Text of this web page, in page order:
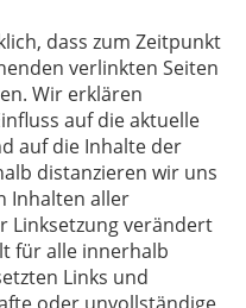
dass zum Zeitpunkt
verlinkten Seiten
Wir erklären
auf die aktuelle
auf die Inhalte der
distanzieren wir uns
Inhalten aller
Linksetzung verändert
für alle innerhalb
Links und